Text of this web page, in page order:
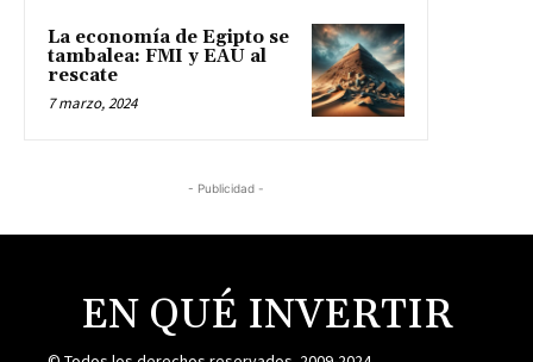
La economía de Egipto se
tambalea: FMI y EAU al
rescate
7 marzo, 2024
- Publicidad -
EN QUÉ INVERTIR